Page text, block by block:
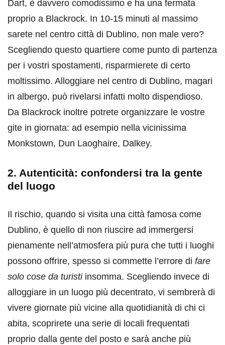
Dart, è davvero comodissimo e ha una fermata
proprio a Blackrock. In 10-15 minuti al massimo
sarete nel centro città di Dublino, non male vero?
Scegliendo questo quartiere come punto di partenza
per i vostri spostamenti, risparmierete di certo
moltissimo. Alloggiare nel centro di Dublino, magari
in albergo, può rivelarsi infatti molto dispendioso.
Da Blackrock inoltre potrete organizzare le vostre
gite in giornata: ad esempio nella vicinissima
Monkstown, Dun Laoghaire, Dalkey.
2. Autenticità: confondersi tra la gente
del luogo
Il rischio, quando si visita una città famosa come
Dublino, è quello di non riuscire ad immergersi
pienamente nell’atmosfera più pura che tutti i luoghi
possono offrire, spesso si commette l’errore di fare
solo cose da turistiinsomma. Scegliendo invece di
alloggiare in un luogo più decentrato, vi sembrerà di
vivere giornate più vicine alla quotidianità di chi ci
abita, scoprirete una serie di locali frequentati
proprio dalla gente del posto e sarà anche più